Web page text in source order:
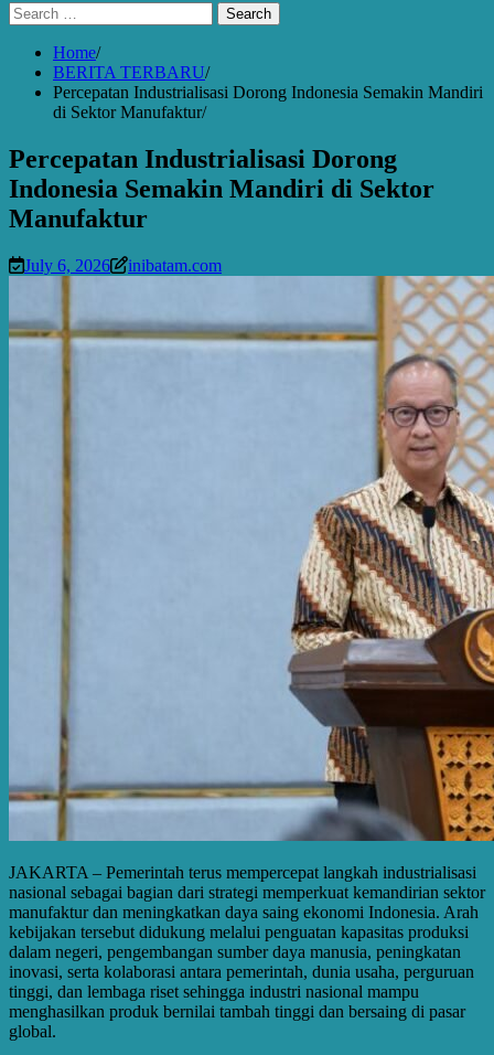
Search
for:
Home
BERITA TERBARU
Percepatan Industrialisasi Dorong Indonesia Semakin Mandiri
di Sektor Manufaktur
Percepatan Industrialisasi Dorong
Indonesia Semakin Mandiri di Sektor
Manufaktur
July 6, 2026 inibatam.com
JAKARTA – Pemerintah terus mempercepat langkah industrialisasi
nasional sebagai bagian dari strategi memperkuat kemandirian sektor
manufaktur dan meningkatkan daya saing ekonomi Indonesia. Arah
kebijakan tersebut didukung melalui penguatan kapasitas produksi
dalam negeri, pengembangan sumber daya manusia, peningkatan
inovasi, serta kolaborasi antara pemerintah, dunia usaha, perguruan
tinggi, dan lembaga riset sehingga industri nasional mampu
menghasilkan produk bernilai tambah tinggi dan bersaing di pasar
global.